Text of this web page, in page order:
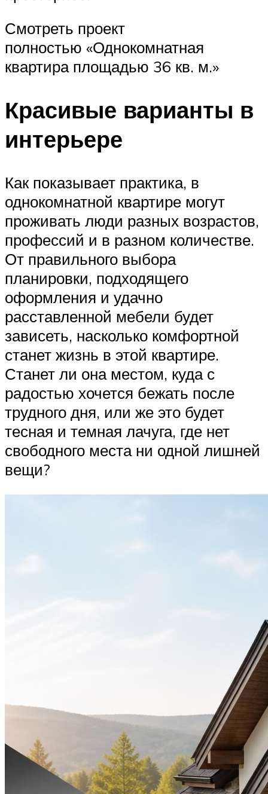
Смотреть проект
полностью «Однокомнатная
квартира площадью 36 кв. м.»
Красивые варианты в
интерьере
Как показывает практика, в
однокомнатной квартире могут
проживать люди разных возрастов,
профессий и в разном количестве.
От правильного выбора
планировки, подходящего
оформления и удачно
расставленной мебели будет
зависеть, насколько комфортной
станет жизнь в этой квартире.
Станет ли она местом, куда с
радостью хочется бежать после
трудного дня, или же это будет
тесная и темная лачуга, где нет
свободного места ни одной лишней
вещи?